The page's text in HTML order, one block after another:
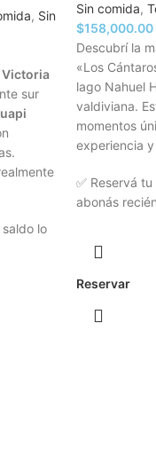
, Sin
Victoria
sur
lo
Sin comida,
$158,000.00
Descubrí la
«Los
lago Nahuel
valdiviana.
momentos
experiencia
✅ Reservá
abonás
Reservar